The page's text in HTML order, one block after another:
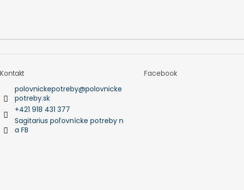
Kontakt
polovnickepotreby@polovnicke
potreby.sk
+421 918 431 377
Sagitarius poľovnícke potreby n
a FB
Facebook